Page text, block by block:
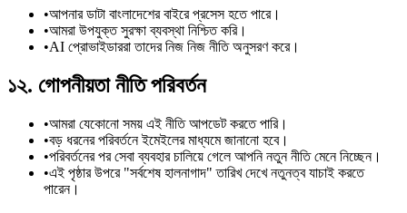
•আপনার ডাটা বাংলাদেশের বাইরে প্রসেস হতে পারে।
•আমরা উপযুক্ত সুরক্ষা ব্যবস্থা নিশ্চিত করি।
•AI প্রোভাইডাররা তাদের নিজ নিজ নীতি অনুসরণ করে।
১২. গোপনীয়তা নীতি পরিবর্তন
•আমরা যেকোনো সময় এই নীতি আপডেট করতে পারি।
•বড় ধরনের পরিবর্তনে ইমেইলের মাধ্যমে জানানো হবে।
•পরিবর্তনের পর সেবা ব্যবহার চালিয়ে গেলে আপনি নতুন নীতি মেনে নিচ্ছেন।
•এই পৃষ্ঠার উপরে "সর্বশেষ হালনাগাদ" তারিখ দেখে নতুনত্ব যাচাই করতে
পারেন।